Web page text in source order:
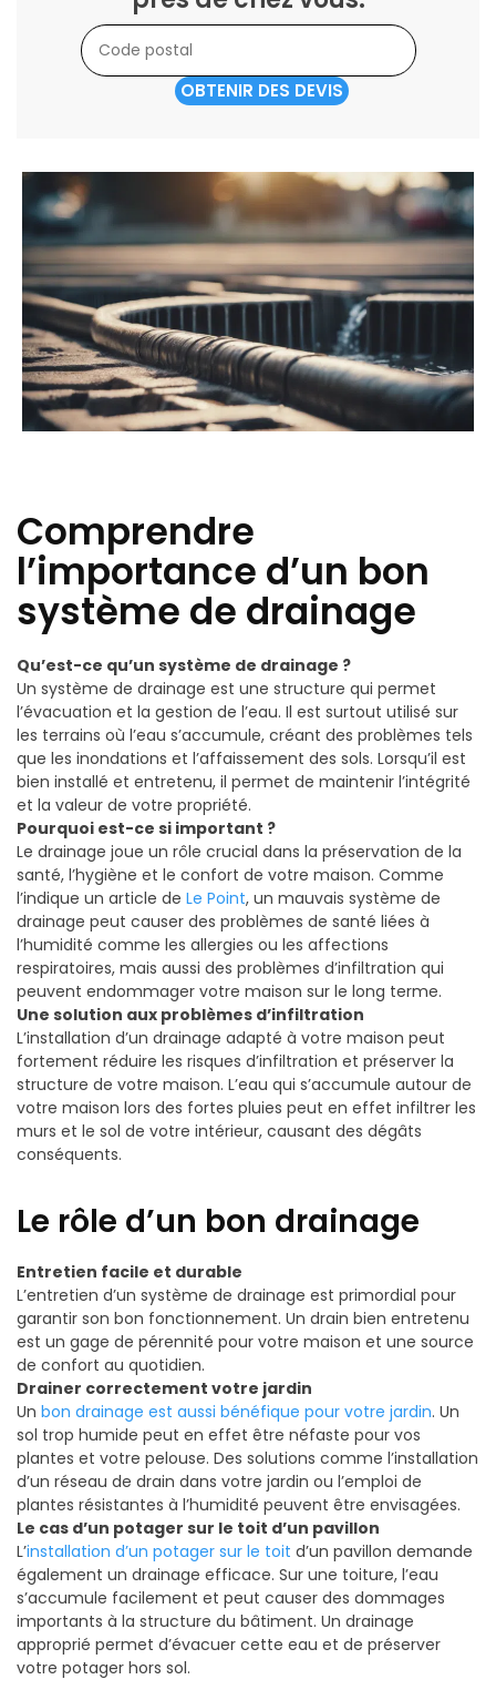
OBTENIR DES DEVIS
Comprendre
l’importance d’un bon
système de drainage
Qu’est-ce qu’un système de drainage ?
Un système de drainage est une structure qui permet
l’évacuation et la gestion de l’eau. Il est surtout utilisé sur
les terrains où l’eau s’accumule, créant des problèmes tels
que les inondations et l’affaissement des sols. Lorsqu’il est
bien installé et entretenu, il permet de maintenir l’intégrité
et la valeur de votre propriété.
Pourquoi est-ce si important ?
Le drainage joue un rôle crucial dans la préservation de la
santé, l’hygiène et le confort de votre maison. Comme
l’indique un article de Le Point, un mauvais système de
drainage peut causer des problèmes de santé liées à
l’humidité comme les allergies ou les affections
respiratoires, mais aussi des problèmes d’infiltration qui
peuvent endommager votre maison sur le long terme.
Une solution aux problèmes d’infiltration
L’installation d’un drainage adapté à votre maison peut
fortement réduire les risques d’infiltration et préserver la
structure de votre maison. L’eau qui s’accumule autour de
votre maison lors des fortes pluies peut en effet infiltrer les
murs et le sol de votre intérieur, causant des dégâts
conséquents.
Le rôle d’un bon drainage
Entretien facile et durable
L’entretien d’un système de drainage est primordial pour
garantir son bon fonctionnement. Un drain bien entretenu
est un gage de pérennité pour votre maison et une source
de confort au quotidien.
Drainer correctement votre jardin
Un bon drainage est aussi bénéfique pour votre jardin. Un
sol trop humide peut en effet être néfaste pour vos
plantes et votre pelouse. Des solutions comme l’installation
d’un réseau de drain dans votre jardin ou l’emploi de
plantes résistantes à l’humidité peuvent être envisagées.
Le cas d’un potager sur le toit d’un pavillon
L’installation d’un potager sur le toit d’un pavillon demande
également un drainage efficace. Sur une toiture, l’eau
s’accumule facilement et peut causer des dommages
importants à la structure du bâtiment. Un drainage
approprié permet d’évacuer cette eau et de préserver
votre potager hors sol.